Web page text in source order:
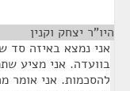
היו"ר יצחק וקנין
אני נמצא באיזה סד
בוועדה. אני מציע
להסכמות. אני אומר